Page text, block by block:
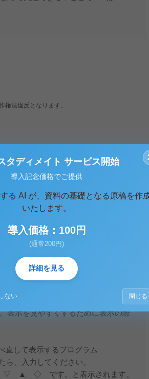
権法違反となります。
す。 )
て表示するプログラムを作成しなさ
並び替えの過程及びその特徴を説明
較しなさい。
文章でプログラムをできるようにし
表示を見やすくするために表示の際
直して表示するプログラム
、入力してください。
▲ ◇ です。と表示されます。
タディメイト サービス開始
導入記念価格でご提供
る AI が、資料の基礎となる原稿を作
いたします。
導入価格：100円
(通常200円)
詳細を見る
ない 閉じる